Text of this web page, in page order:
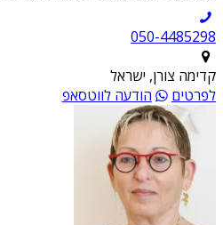
050-4485298
קדימה צורן, ישראל
לפרטים
הודעה לווטסאפ